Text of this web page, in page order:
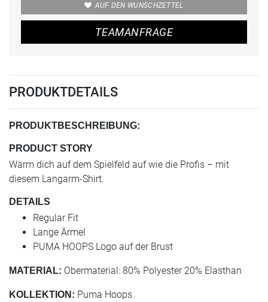
AUF DEN WUNSCHZETTEL
TEAMANFRAGE
PRODUKTDETAILS
PRODUKTBESCHREIBUNG:
PRODUCT STORY
Wärm dich auf dem Spielfeld auf wie die Profis – mit
diesem Langarm-Shirt.
DETAILS
Regular Fit
Lange Ärmel
PUMA HOOPS Logo auf der Brust
MATERIAL: Obermaterial: 80% Polyester 20% Elasthan
KOLLEKTION: Puma Hoops